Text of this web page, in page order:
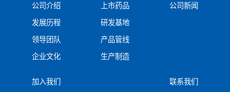
公司介绍
发展历程
领导团队
企业文化
上市药品
研发基地
产品管线
生产制造
公司新闻
加入我们
联系我们